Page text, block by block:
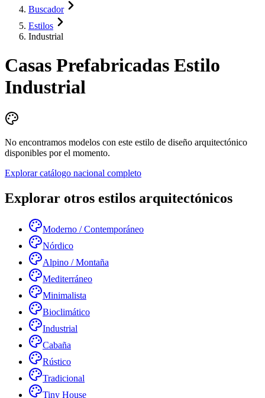
Buscador
Estilos
Industrial
Casas Prefabricadas Estilo
Industrial
No encontramos modelos con este estilo de diseño arquitectónico
disponibles por el momento.
Explorar catálogo nacional completo
Explorar otros estilos arquitectónicos
Moderno / Contemporáneo
Nórdico
Alpino / Montaña
Mediterráneo
Minimalista
Bioclimático
Industrial
Cabaña
Rústico
Tradicional
Tiny House